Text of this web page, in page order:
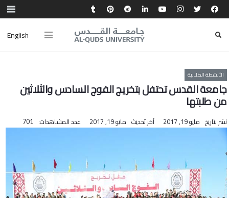
English
الأنشطة الطلابية
جامعة القدس تحتفل بتخريج الفوج السادس والثلاثين
من طلبتها
نشر بتاريخ مايو 19, 2017 آخر تحديث مايو 19, 2017 عدد المشاهدات: 701